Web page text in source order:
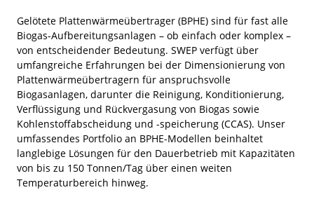
Gelötete Plattenwärmeübertrager (BPHE) sind für fast alle
Biogas-Aufbereitungsanlagen – ob einfach oder komplex –
von entscheidender Bedeutung. SWEP verfügt über
umfangreiche Erfahrungen bei der Dimensionierung von
Plattenwärmeübertragern für anspruchsvolle
Biogasanlagen, darunter die Reinigung, Konditionierung,
Verflüssigung und Rückvergasung von Biogas sowie
Kohlenstoffabscheidung und -speicherung (CCAS). Unser
umfassendes Portfolio an BPHE-Modellen beinhaltet
langlebige Lösungen für den Dauerbetrieb mit Kapazitäten
von bis zu 150 Tonnen/Tag über einen weiten
Temperaturbereich hinweg.